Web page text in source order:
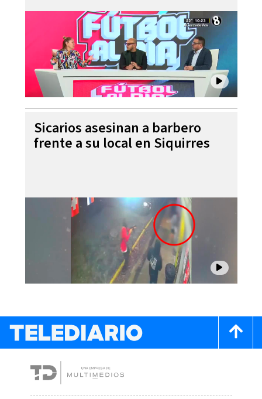
Sicarios asesinan a barbero
frente a su local en Siquirres